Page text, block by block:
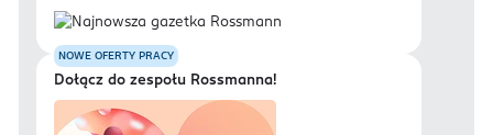
NOWE OFERTY PRACY
Dołącz do zespołu Rossmanna!